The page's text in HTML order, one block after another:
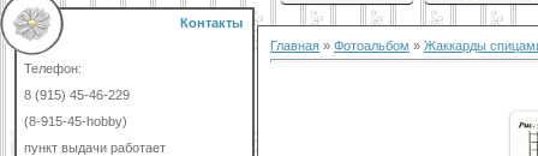
Контакты
Телефон:
8 (915) 45-46-229
(8-915-45-hobby)
пункт выдачи работает
Главная » Фотоальбом » Жаккарды